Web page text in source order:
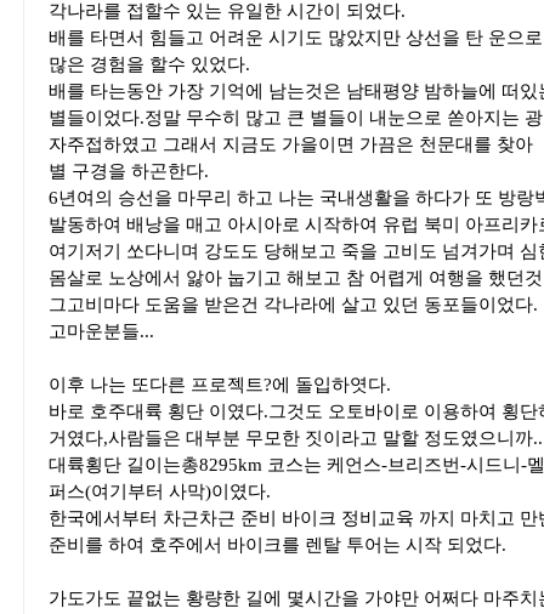
각나라를 접할수 있는 유일한 시간이 되었다.
배를 타면서 힘들고 어려운 시기도 많았지만 상선을 탄 운으로
많은 경험을 할수 있었다.
배를 타는동안 가장 기억에 남는것은 남태평양 밤하늘에 떠있
별들이었다.정말 무수히 많고 큰 별들이 내눈으로 쏟아지는
자주접하였고 그래서 지금도 가을이면 가끔은 천문대를 찾아
별 구경을 하곤한다.
6년여의 승선을 마무리 하고 나는 국내생활을 하다가 또 방랑
발동하여 배낭을 매고 아시아로 시작하여 유럽 북미 아프리카
여기저기 쏘다니며 강도도 당해보고 죽을 고비도 넘겨가며 심
몸살로 노상에서 앓아 눕기고 해보고 참 어렵게 여행을 했던
그고비마다 도움을 받은건 각나라에 살고 있던 동포들이었다.
고마운분들...
이후 나는 또다른 프로젝트?에 돌입하엿다.
바로 호주대륙 횡단 이였다.그것도 오토바이로 이용하여 횡단
거였다,사람들은 대부분 무모한 짓이라고 말할 정도였으니까..
대륙횡단 길이는총8295km 코스는 케언스-브리즈번-시드니-
퍼스(여기부터 사막)이였다.
한국에서부터 차근차근 준비 바이크 정비교육 까지 마치고 만
준비를 하여 호주에서 바이크를 렌탈 투어는 시작 되었다.
가도가도 끝없는 황량한 길에 몇시간을 가야만 어쩌다 마주치